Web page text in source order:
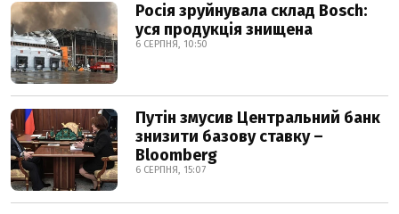
Росія зруйнувала склад Bosch:
уся продукція знищена
6 СЕРПНЯ, 10:50
Путін змусив Центральний банк
знизити базову ставку –
Bloomberg
6 СЕРПНЯ, 15:07